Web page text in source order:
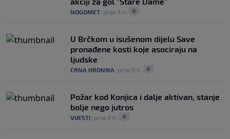
NOGOMET prije 3 h 0
U Brčkom u isušenom dijelu Save
pronađene kosti koje asociraju na
ljudske
CRNA HRONIKA prije 3 h 0
Požar kod Konjica i dalje aktivan, stanje
bolje nego jutros
VIJESTI prije 3 h 0